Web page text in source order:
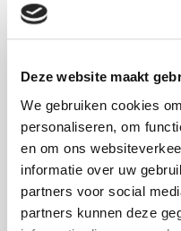
Deze website maakt
We gebruiken cookies
personaliseren, om
en om ons
informatie over uw
partners voor social
partners kunnen deze
Kies de plek op de
wilt met de regenpijp.
dakgoot een 6 mm.
groter te maken.
een halfronde vijl
kunt bezeren aan de
Haak de uitloop over